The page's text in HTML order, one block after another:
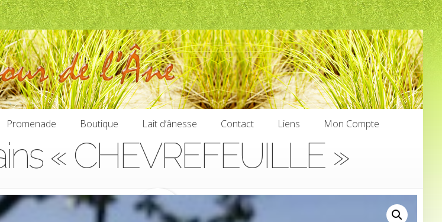
Promenade
Promenade
Boutique
Boutique
Lait d’ânesse
Lait d’ânesse
Contact
Liens
Mon Compte
Mon Compte
« CHEVREFEUILLE »
12,90€